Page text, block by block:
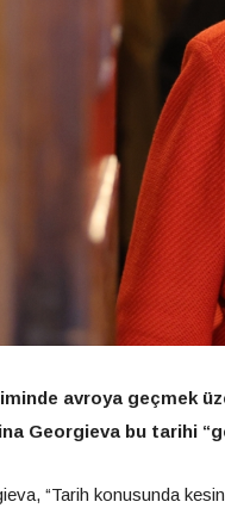
avroya geçmek
Georgieva bu tarihi
“Tarih konusunda